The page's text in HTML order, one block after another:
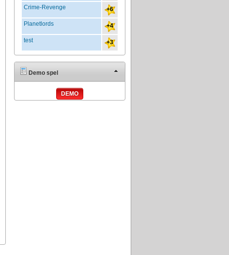
Crime-Revenge +6
Planetlords +4
test +3
Demo spel